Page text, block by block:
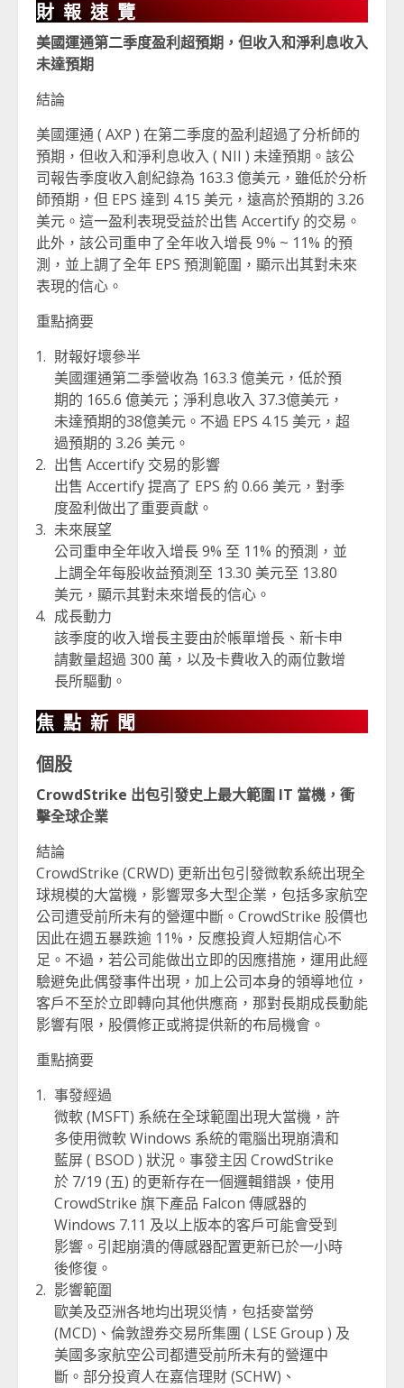
財報速覽
美國運通第二季度盈利超預期，但收入和淨利息收入
未達預期
結論
美國運通 ( AXP ) 在第二季度的盈利超過了分析師的
預期，但收入和淨利息收入 ( NII ) 未達預期。該公
司報告季度收入創紀錄為 163.3 億美元，雖低於分析
師預期，但 EPS 達到 4.15 美元，遠高於預期的 3.26
美元。這一盈利表現受益於出售 Accertify 的交易。
此外，該公司重申了全年收入增長 9% ~ 11% 的預
測，並上調了全年 EPS 預測範圍，顯示出其對未來
表現的信心。
重點摘要
財報好壞參半
美國運通第二季營收為 163.3 億美元，低於預
期的 165.6 億美元；淨利息收入 37.3億美元，
未達預期的38億美元。不過 EPS 4.15 美元，超
過預期的 3.26 美元。
出售 Accertify 交易的影響
出售 Accertify 提高了 EPS 約 0.66 美元，對季
度盈利做出了重要貢獻。
未來展望
公司重申全年收入增長 9% 至 11% 的預測，並
上調全年每股收益預測至 13.30 美元至 13.80
美元，顯示其對未來增長的信心。
成長動力
該季度的收入增長主要由於帳單增長、新卡申
請數量超過 300 萬，以及卡費收入的兩位數增
長所驅動。
焦點新聞
個股
CrowdStrike 出包引發史上最大範圍 IT 當機，衝
擊全球企業
結論
CrowdStrike (CRWD) 更新出包引發微軟系統出現全
球規模的大當機，影響眾多大型企業，包括多家航空
公司遭受前所未有的營運中斷。CrowdStrike 股價也
因此在週五暴跌逾 11%，反應投資人短期信心不
足。不過，若公司能做出立即的因應措施，運用此經
驗避免此偶發事件出現，加上公司本身的領導地位，
客戶不至於立即轉向其他供應商，那對長期成長動能
影響有限，股價修正或將提供新的布局機會。
重點摘要
事發經過
微軟 (MSFT) 系統在全球範圍出現大當機，許
多使用微軟 Windows 系統的電腦出現崩潰和
藍屏 ( BSOD ) 狀況。事發主因 CrowdStrike
於 7/19 (五) 的更新存在一個邏輯錯誤，使用
CrowdStrike 旗下產品 Falcon 傳感器的
Windows 7.11 及以上版本的客戶可能會受到
影響。引起崩潰的傳感器配置更新已於一小時
後修復。
影響範圍
歐美及亞洲各地均出現災情，包括麥當勞
(MCD)、倫敦證券交易所集團 ( LSE Group ) 及
美國多家航空公司都遭受前所未有的營運中
斷。部分投資人在嘉信理財 (SCHW)、